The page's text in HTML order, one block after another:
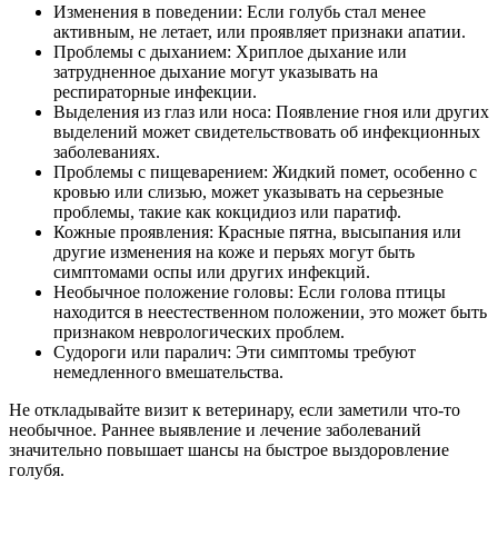
Изменения в поведении: Если голубь стал менее
активным, не летает, или проявляет признаки апатии.
Проблемы с дыханием: Хриплое дыхание или
затрудненное дыхание могут указывать на
респираторные инфекции.
Выделения из глаз или носа: Появление гноя или других
выделений может свидетельствовать об инфекционных
заболеваниях.
Проблемы с пищеварением: Жидкий помет, особенно с
кровью или слизью, может указывать на серьезные
проблемы, такие как кокцидиоз или паратиф.
Кожные проявления: Красные пятна, высыпания или
другие изменения на коже и перьях могут быть
симптомами оспы или других инфекций.
Необычное положение головы: Если голова птицы
находится в неестественном положении, это может быть
признаком неврологических проблем.
Судороги или паралич: Эти симптомы требуют
немедленного вмешательства.
Не откладывайте визит к ветеринару, если заметили что-то
необычное. Раннее выявление и лечение заболеваний
значительно повышает шансы на быстрое выздоровление
голубя.